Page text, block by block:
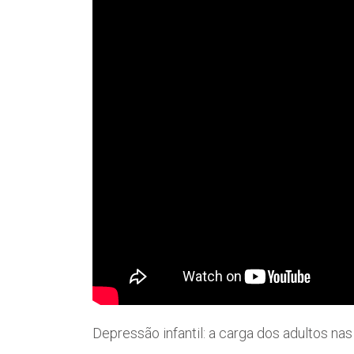
Depressão infantil: a carga dos adultos